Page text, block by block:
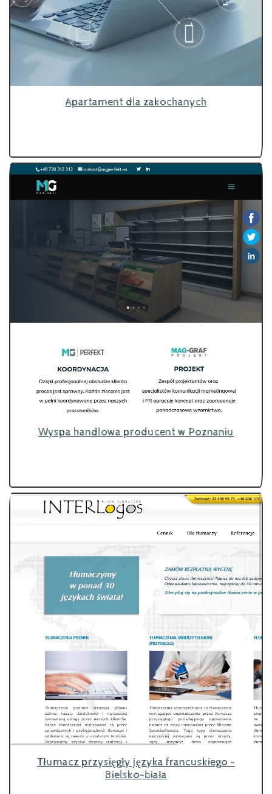
Apartament dla zakochanych
Wyspa handlowa producent w Poznaniu
Tłumacz przysięgły języka francuskiego -
Bielsko-biała